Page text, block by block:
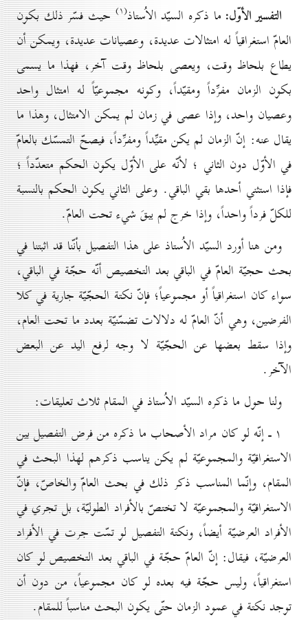
التفسير الأوّل: ما ذكره السيّد الاُستاذ(۱)
حيث فسّر ذلك بكون
العامّ استغراقياً له امتثالات عديدة، وعصيانات عديدة، ويمكن أن
يطاع بلحاظ وقت، ويعصى بلحاظ وقت آخر، فهذا ما يسمى
بكون الزمان مفرِّداً ومقيّداً، وكونه مجموعيّاً له امتثال واحد
وعصيان واحد، وإذا عصى في زمان لم يمكن الامتثال، وهذا ما
يقال عنه: إنّ الزمان لم يكن مقيِّداً ومفرِّداً، فيصحّ التمسّك بالعامّ
في الأوّل دون الثاني ؛ لأنّه على الأوّل يكون الحكم متعدّداً ؛
فإذا استثني أحدها بقي الباقي. وعلى الثاني يكون الحكم بالنسبة
للكلّ فرداً واحداً، وإذا خرج لم يبقَ شيء تحت العامّ.
ومن هنا أورد السيّد الاُستاذ على هذا التفصيل بأنّنا قد اثبتنا في
بحث حجيّة العامّ في الباقي بعد التخصيص أنّه حجّة في الباقي،
سواء كان استغراقياً أو مجموعياً؛ فإنّ نكتة الحجّيّة جارية في كلا
الفرضين، وهي أنّ العامّ له دلالات تضمّنيّة بعدد ما تحت العام،
وإذا سقط بعضها عن الحجّيّة لا وجه لرفع اليد عن البعض
الآخر.
ولنا حول ما ذكره السيّد الاُستاذ في المقام ثلاث تعليقات:
۱ ـ إنّه لو كان مراد الأصحاب ما ذكره من فرض التفصيل بين
الاستغراقيّة والمجموعيّة لم يكن يناسب ذكرهم لهذا البحث في
المقام، وإنّما المناسب ذكر ذلك في بحث العامّ والخاصّ، فإنّ
الاستغراقيّة والمجموعيّة لا تختصّ بالأفراد الطوليّة، بل تجري في
الأفراد العرضيّة أيضاً، ونكتة التفصيل لو تمّت جرت في الأفراد
العرضيّة، فيقال: إنّ العامّ حجّة في الباقي بعد التخصيص لو كان
استغراقياً، وليس حجّة فيه بعده لو كان مجموعياً، من دون أن
توجد نكتة في عمود الزمان حتّى يكون البحث مناسباً للمقام.